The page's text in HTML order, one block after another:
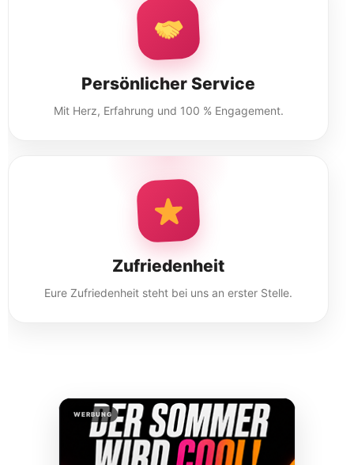
Persönlicher Service
Mit Herz, Erfahrung und 100 % Engagement.
Zufriedenheit
Eure Zufriedenheit steht bei uns an erster Stelle.
WERBUNG